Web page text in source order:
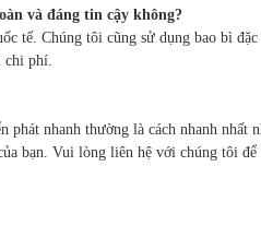
và đáng tin cậy không?
tế. Chúng tôi cũng sử dụng bao bì
chi phí.
phát nhanh thường là cách nhanh
bạn. Vui lòng liên hệ với chúng tôi